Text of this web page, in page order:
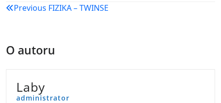
Navigacija
Previous FIZIKA – TWINSE
O autoru
Laby
administrator